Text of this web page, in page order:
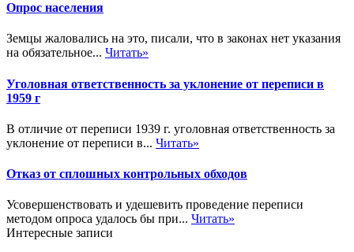
Опрос населения
Земцы жаловались на это, писали, что в законах нет указания
на обязательное... Читать»
Уголовная ответственность за уклонение от переписи в
1959 г
В отличие от переписи 1939 г. уголовная ответственность за
уклонение от переписи в... Читать»
Отказ от сплошных контрольных обходов
Усовершенствовать и удешевить проведение переписи
методом опроса удалось бы при... Читать»
Интересные записи